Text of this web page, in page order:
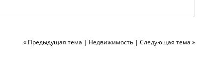
« Предыдущая тема | Недвижимость | Следующая тема »